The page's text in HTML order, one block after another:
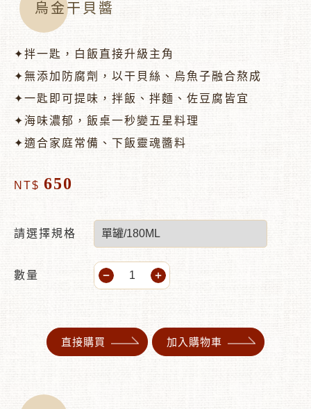
烏金干貝醬
✦拌一匙，白飯直接升級主角
✦無添加防腐劑，以干貝絲、烏魚子融合熬成
✦一匙即可提味，拌飯、拌麵、佐豆腐皆宜
✦海味濃郁，飯桌一秒變五星料理
✦適合家庭常備、下飯靈魂醬料
NT$ 650
請選擇規格
數量
直接購買 加入購物車